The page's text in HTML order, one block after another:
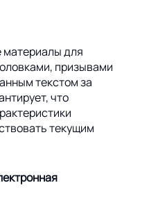
материалы для
призывами
текстом за
что
текущим